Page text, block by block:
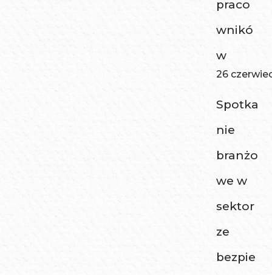
praco
wnikó
w
26
Spotka
nie
branżo
we w
sektor
ze
bezpie